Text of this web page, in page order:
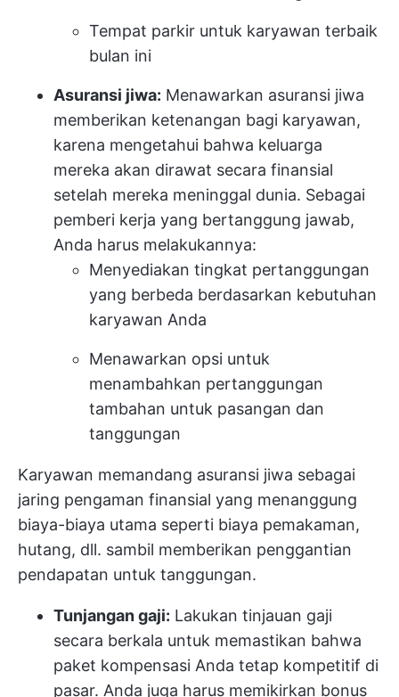
Tempat parkir untuk karyawan terbaik
bulan ini
Asuransi jiwa: Menawarkan asuransi jiwa
memberikan ketenangan bagi karyawan,
karena mengetahui bahwa keluarga
mereka akan dirawat secara finansial
setelah mereka meninggal dunia. Sebagai
pemberi kerja yang bertanggung jawab,
Anda harus melakukannya:
Menyediakan tingkat pertanggungan
yang berbeda berdasarkan kebutuhan
karyawan Anda
Menawarkan opsi untuk
menambahkan pertanggungan
tambahan untuk pasangan dan
tanggungan
Karyawan memandang asuransi jiwa sebagai
jaring pengaman finansial yang menanggung
biaya-biaya utama seperti biaya pemakaman,
hutang, dll. sambil memberikan penggantian
pendapatan untuk tanggungan.
Tunjangan gaji: Lakukan tinjauan gaji
secara berkala untuk memastikan bahwa
paket kompensasi Anda tetap kompetitif di
pasar. Anda juga harus memikirkan bonus